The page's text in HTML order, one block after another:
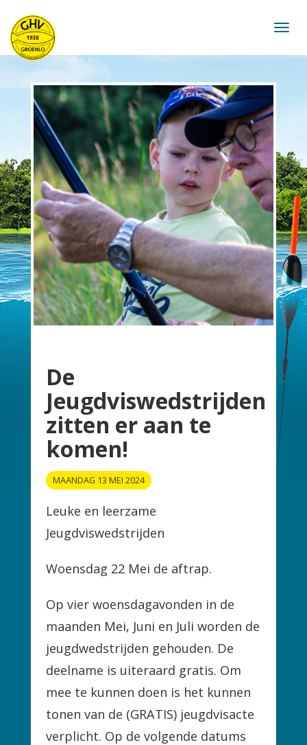
De
Jeugdviswedstrijden
zitten er aan te
komen!
MAANDAG 13 MEI 2024
Leuke en leerzame
Jeugdviswedstrijden
Woensdag 22 Mei de aftrap.
Op vier woensdagavonden in de
maanden Mei, Juni en Juli worden de
jeugdwedstrijden gehouden. De
deelname is uiteraard gratis. Om
mee te kunnen doen is het kunnen
tonen van de (GRATIS) jeugdvisacte
verplicht. Op de volgende datums